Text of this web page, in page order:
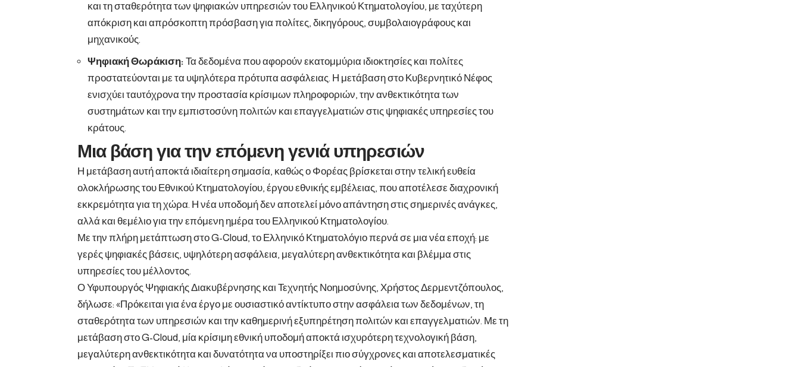
και τη σταθερότητα των ψηφιακών υπηρεσιών του Ελληνικού Κτηματολογίου, με ταχύτερη
απόκριση και απρόσκοπτη πρόσβαση για πολίτες, δικηγόρους, συμβολαιογράφους και
μηχανικούς.
Ψηφιακή Θωράκιση: Τα δεδομένα που αφορούν εκατομμύρια ιδιοκτησίες και πολίτες
προστατεύονται με τα υψηλότερα πρότυπα ασφάλειας. Η μετάβαση στο Κυβερνητικό Νέφος
ενισχύει ταυτόχρονα την προστασία κρίσιμων πληροφοριών, την ανθεκτικότητα των
συστημάτων και την εμπιστοσύνη πολιτών και επαγγελματιών στις ψηφιακές υπηρεσίες του
κράτους.
Μια βάση για την επόμενη γενιά υπηρεσιών
Η μετάβαση αυτή αποκτά ιδιαίτερη σημασία, καθώς ο Φορέας βρίσκεται στην τελική ευθεία
ολοκλήρωσης του Εθνικού Κτηματολογίου, έργου εθνικής εμβέλειας, που αποτέλεσε διαχρονική
εκκρεμότητα για τη χώρα. Η νέα υποδομή δεν αποτελεί μόνο απάντηση στις σημερινές ανάγκες,
αλλά και θεμέλιο για την επόμενη ημέρα του Ελληνικού Κτηματολογίου.
Με την πλήρη μετάπτωση στο G-Cloud, το Ελληνικό Κτηματολόγιο περνά σε μια νέα εποχή: με
γερές ψηφιακές βάσεις, υψηλότερη ασφάλεια, μεγαλύτερη ανθεκτικότητα και βλέμμα στις
υπηρεσίες του μέλλοντος.
Ο Υφυπουργός Ψηφιακής Διακυβέρνησης και Τεχνητής Νοημοσύνης, Χρήστος Δερμεντζόπουλος,
δήλωσε: «Πρόκειται για ένα έργο με ουσιαστικό αντίκτυπο στην ασφάλεια των δεδομένων, τη
σταθερότητα των υπηρεσιών και την καθημερινή εξυπηρέτηση πολιτών και επαγγελματιών. Με τη
μετάβαση στο G-Cloud, μία κρίσιμη εθνική υποδομή αποκτά ισχυρότερη τεχνολογική βάση,
μεγαλύτερη ανθεκτικότητα και δυνατότητα να υποστηρίξει πιο σύγχρονες και αποτελεσματικές